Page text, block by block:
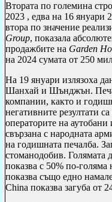
Втората по големина
2023 , едва на 16 януари
втора по значение
Group, показала
продажбите на Garden
на 2024 сумата от 250
На 19 януари излязоха
Шанхай и Шънджън.
компании, както и
негативните резултати
операторите на
свързана с народната
на годишната печалба.
стоманодобив. Голямата
показва с 50% по-
показва също едно
China показва загуба от